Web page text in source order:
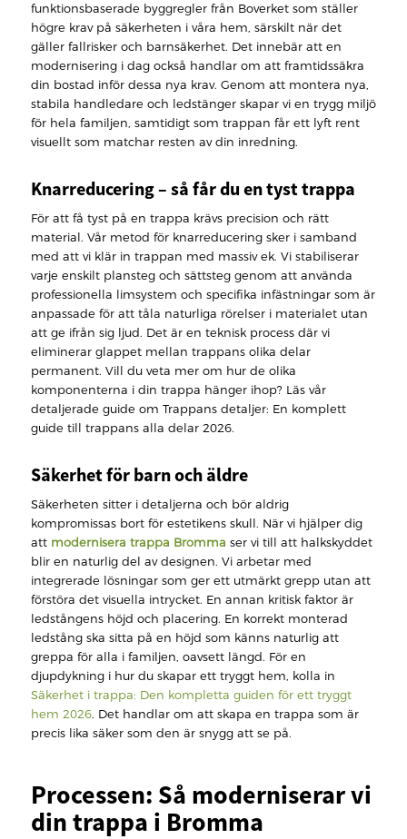
funktionsbaserade byggregler från Boverket som ställer
högre krav på säkerheten i våra hem, särskilt när det
gäller fallrisker och barnsäkerhet. Det innebär att en
modernisering i dag också handlar om att framtidssäkra
din bostad inför dessa nya krav. Genom att montera nya,
stabila handledare och ledstänger skapar vi en trygg miljö
för hela familjen, samtidigt som trappan får ett lyft rent
visuellt som matchar resten av din inredning.
Knarreducering – så får du en tyst trappa
För att få tyst på en trappa krävs precision och rätt
material. Vår metod för knarreducering sker i samband
med att vi klär in trappan med massiv ek. Vi stabiliserar
varje enskilt plansteg och sättsteg genom att använda
professionella limsystem och specifika infästningar som är
anpassade för att tåla naturliga rörelser i materialet utan
att ge ifrån sig ljud. Det är en teknisk process där vi
eliminerar glappet mellan trappans olika delar
permanent. Vill du veta mer om hur de olika
komponenterna i din trappa hänger ihop? Läs vår
detaljerade guide om Trappans detaljer: En komplett
guide till trappans alla delar 2026.
Säkerhet för barn och äldre
Säkerheten sitter i detaljerna och bör aldrig
kompromissas bort för estetikens skull. När vi hjälper dig
att modernisera trappa Bromma ser vi till att halkskyddet
blir en naturlig del av designen. Vi arbetar med
integrerade lösningar som ger ett utmärkt grepp utan att
förstöra det visuella intrycket. En annan kritisk faktor är
ledstångens höjd och placering. En korrekt monterad
ledstång ska sitta på en höjd som känns naturlig att
greppa för alla i familjen, oavsett längd. För en
djupdykning i hur du skapar ett tryggt hem, kolla in
Säkerhet i trappa: Den kompletta guiden för ett tryggt
hem 2026. Det handlar om att skapa en trappa som är
precis lika säker som den är snygg att se på.
Processen: Så moderniserar vi
din trappa i Bromma